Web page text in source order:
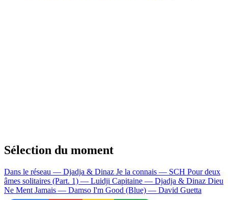
Sélection du moment
Dans le réseau — Djadja & Dinaz Je la connais — SCH Pour deux
âmes solitaires (Part. 1) — Luidji Capitaine — Djadja & Dinaz Dieu
Ne Ment Jamais — Damso I'm Good (Blue) — David Guetta